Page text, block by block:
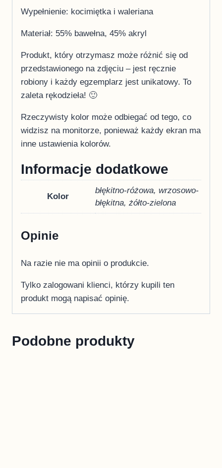
Wypełnienie: kocimiętka i waleriana
Materiał: 55% bawełna, 45% akryl
Produkt, który otrzymasz może różnić się od
przedstawionego na zdjęciu – jest ręcznie
robiony i każdy egzemplarz jest unikatowy. To
zaleta rękodzieła! 🙂
Rzeczywisty kolor może odbiegać od tego, co
widzisz na monitorze, ponieważ każdy ekran ma
inne ustawienia kolorów.
Informacje dodatkowe
Kolor
błękitno-różowa, wrzosowo-
błękitna, żółto-zielona
Opinie
Na razie nie ma opinii o produkcie.
Tylko zalogowani klienci, którzy kupili ten
produkt mogą napisać opinię.
Podobne produkty